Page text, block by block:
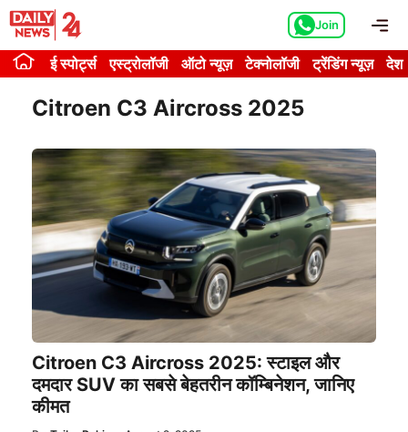
Skip
content
Join
ई स्पोर्ट्स एस्ट्रोलॉजी ऑटो न्यूज़ टेक्नोलॉजी ट्रेंडिंग न्यूज़ देश
Citroen C3 Aircross 2025
Citroen C3 Aircross 2025: स्टाइल और
दमदार SUV का सबसे बेहतरीन कॉम्बिनेशन, जानिए
कीमत